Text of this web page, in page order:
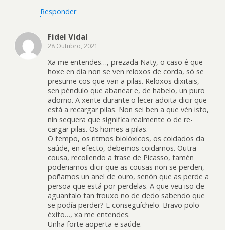
Responder
Fidel Vidal
28 Outubro, 2021
Xa me entendes…, prezada Naty, o caso é que
hoxe en día non se ven reloxos de corda, só se
presume cos que van a pilas. Reloxos dixitais,
sen péndulo que abanear e, de habelo, un puro
adorno. A xente durante o lecer adoita dicir que
está a recargar pilas. Non sei ben a que vén isto,
nin sequera que significa realmente o de re-
cargar pilas. Os homes a pilas.
O tempo, os ritmos biolóxicos, os coidados da
saúde, en efecto, debemos coidarnos. Outra
cousa, recollendo a frase de Picasso, tamén
poderiamos dicir que as cousas non se perden,
poñamos un anel de ouro, senón que as perde a
persoa que está por perdelas. A que veu iso de
aguantalo tan frouxo no de dedo sabendo que
se podía perder? E conseguíchelo. Bravo polo
éxito…, xa me entendes.
Unha forte aoperta e saúde.